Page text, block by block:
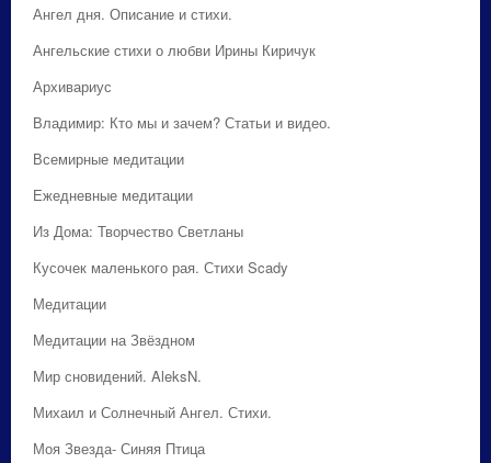
Ангел дня. Описание и стихи.
Ангельские стихи о любви Ирины Киричук
Архивариус
Владимир: Кто мы и зачем? Статьи и видео.
Всемирные медитации
Ежедневные медитации
Из Дома: Творчество Светланы
Кусочек маленького рая. Стихи Scady
Медитации
Медитации на Звёздном
Мир сновидений. AleksN.
Михаил и Солнечный Ангел. Стихи.
Моя Звезда- Синяя Птица